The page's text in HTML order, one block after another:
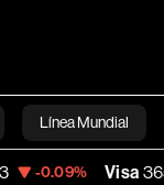
Línea Mundial
Bloomberg
Visa 365.67 -